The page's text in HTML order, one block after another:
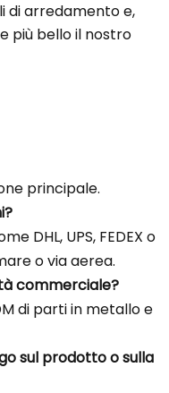
di arredamento e,
più bello il nostro
principale.
DHL, UPS, FEDEX o
o via aerea.
commerciale?
di parti in metallo e
sul prodotto o sulla